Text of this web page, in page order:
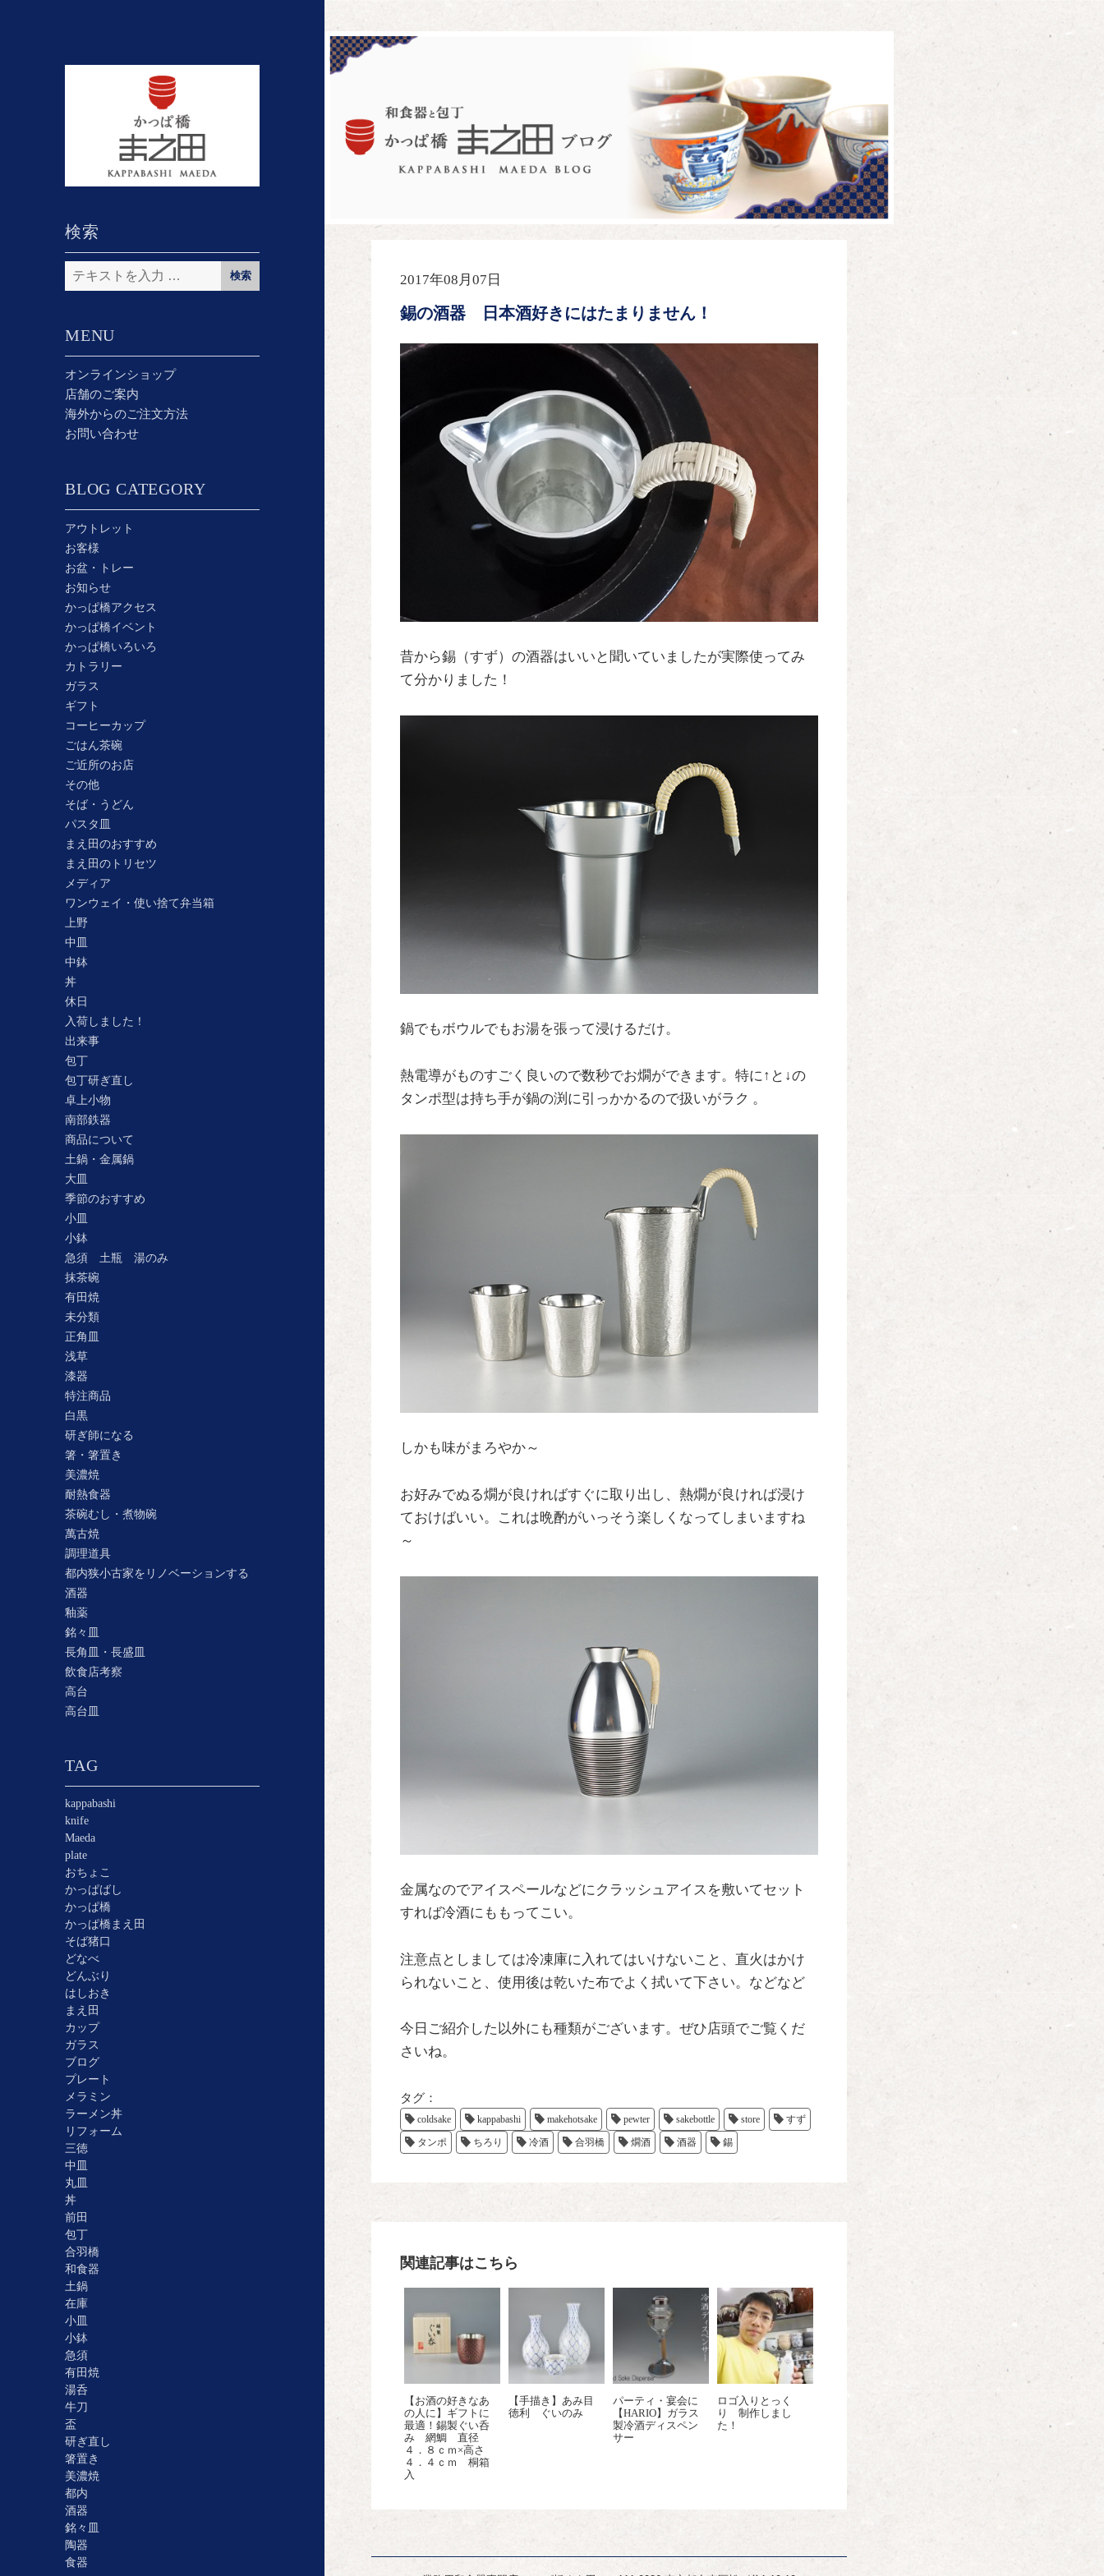
検索
検
索:
MENU
オンラインショップ
店舗のご案内
海外からのご注文方法
お問い合わせ
BLOG CATEGORY
アウトレット
お客様
お盆・トレー
お知らせ
かっぱ橋アクセス
かっぱ橋イベント
かっぱ橋いろいろ
カトラリー
ガラス
ギフト
コーヒーカップ
ごはん茶碗
ご近所のお店
その他
そば・うどん
パスタ皿
まえ田のおすすめ
まえ田のトリセツ
メディア
ワンウェイ・使い捨て弁当箱
上野
中皿
中鉢
丼
休日
入荷しました！
出来事
包丁
包丁研ぎ直し
卓上小物
南部鉄器
商品について
土鍋・金属鍋
大皿
季節のおすすめ
小皿
小鉢
急須 土瓶 湯のみ
抹茶碗
有田焼
未分類
正角皿
浅草
漆器
特注商品
白黒
研ぎ師になる
箸・箸置き
美濃焼
耐熱食器
茶碗むし・煮物碗
萬古焼
調理道具
都内狭小古家をリノベーションする
酒器
釉薬
銘々皿
長角皿・長盛皿
飲食店考察
高台
高台皿
TAG
kappabashi
knife
Maeda
plate
おちょこ
かっぱばし
かっぱ橋
かっぱ橋まえ田
そば猪口
どなべ
どんぶり
はしおき
まえ田
カップ
ガラス
ブログ
プレート
メラミン
ラーメン丼
リフォーム
三徳
中皿
丸皿
丼
前田
包丁
合羽橋
和食器
土鍋
在庫
小皿
小鉢
急須
有田焼
湯呑
牛刀
盃
研ぎ直し
箸置き
美濃焼
都内
酒器
銘々皿
陶器
食器
2017年08月07日
錫の酒器 日本酒好きにはたまりません！
昔から錫（すず）の酒器はいいと聞いていましたが実際使ってみ
て分かりました！
鍋でもボウルでもお湯を張って浸けるだけ。
熱電導がものすごく良いので数秒でお燗ができます。特に↑と↓の
タンポ型は持ち手が鍋の渕に引っかかるので扱いがラク 。
しかも味がまろやか～
お好みでぬる燗が良ければすぐに取り出し、熱燗が良ければ浸け
ておけばいい。これは晩酌がいっそう楽しくなってしまいますね
～
金属なのでアイスペールなどにクラッシュアイスを敷いてセット
すれば冷酒にももってこい。
注意点としましては冷凍庫に入れてはいけないこと、直火はかけ
られないこと、使用後は乾いた布でよく拭いて下さい。などなど
今日ご紹介した以外にも種類がございます。ぜひ店頭でご覧くだ
さいね。
タグ：
coldsake kappabashi makehotsake pewter sakebottle store
すず
タンポ
ちろり 冷酒 合羽橋 燗酒 酒器 錫
関連記事はこちら
【お酒の好きなあ
の人に】ギフトに
最適！錫製ぐい呑
み 網鯛 直径
４．８ｃｍ×高さ
４．４ｃｍ 桐箱
入
【手描き】あみ目
徳利 ぐいのみ
パーティ・宴会に
【HARIO】ガラス
製冷酒ディスペン
サー
ロゴ入りとっく
り 制作しまし
た！